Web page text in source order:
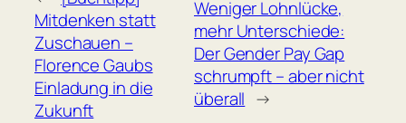
Mitdenken statt
Zuschauen –
Florence Gaubs
Einladung in die
Zukunft
Weniger Lohnlücke,
mehr Unterschiede:
Der Gender Pay Gap
schrumpft – aber nicht
überall →